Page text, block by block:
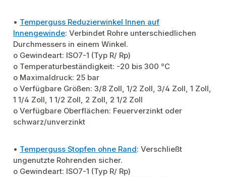
• Temperguss Reduzierwinkel Innen auf
Innengewinde: Verbindet Rohre unterschiedlichen
Durchmessers in einem Winkel.
o Gewindeart: ISO7-1 (Typ R/ Rp)
o Temperaturbeständigkeit: -20 bis 300 °C
o Maximaldruck: 25 bar
o Verfügbare Größen: 3/8 Zoll, 1/2 Zoll, 3/4 Zoll, 1 Zoll,
1 1/4 Zoll, 1 1/2 Zoll, 2 Zoll, 2 1/2 Zoll
o Verfügbare Oberflächen: Feuerverzinkt oder
schwarz/unverzinkt
• Temperguss Stopfen ohne Rand: Verschließt
ungenutzte Rohrenden sicher.
o Gewindeart: ISO7-1 (Typ R/ Rp)